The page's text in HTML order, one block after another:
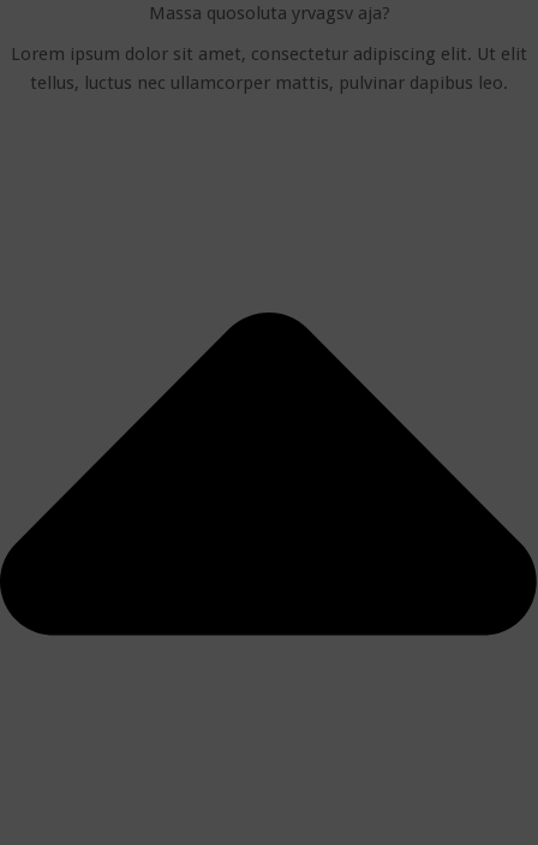
Massa quosoluta yrvagsv aja?
Lorem ipsum dolor sit amet, consectetur adipiscing elit. Ut elit
tellus, luctus nec ullamcorper mattis, pulvinar dapibus leo.